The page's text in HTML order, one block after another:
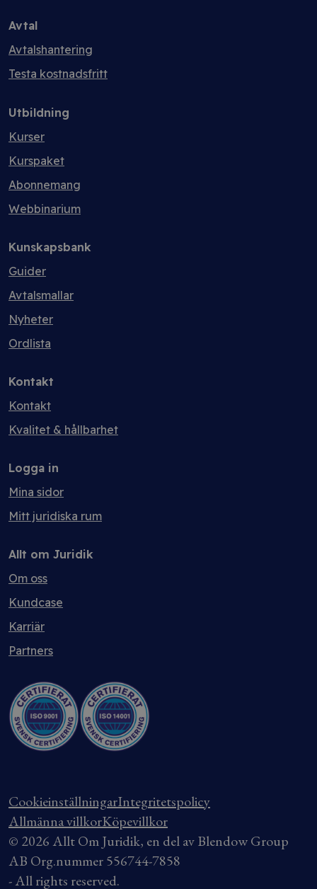
Avtal
Avtalshantering
Testa kostnadsfritt
Utbildning
Kurser
Kurspaket
Abonnemang
Webbinarium
Kunskapsbank
Guider
Avtalsmallar
Nyheter
Ordlista
Kontakt
Kontakt
Kvalitet & hållbarhet
Logga in
Mina sidor
Mitt juridiska rum
Allt om Juridik
Om oss
Kundcase
Karriär
Partners
CookieinställningarIntegritetspolicy
Allmänna villkorKöpevillkor
© 2026 Allt Om Juridik, en del av Blendow Group
AB Org.nummer 556744-7858
- All rights reserved.